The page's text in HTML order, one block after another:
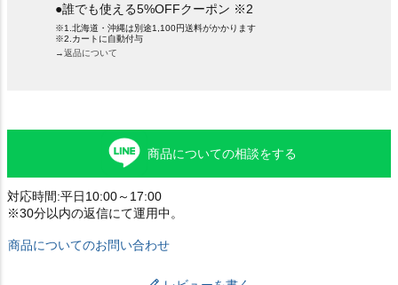
●誰でも使える5%OFFクーポン ※2
※1.北海道・沖縄は別途1,100円送料がかかります
※2.カートに自動付与
→返品について
商品についての相談をする
対応時間:平日10:00～17:00
※30分以内の返信にて運用中。
商品についてのお問い合わせ